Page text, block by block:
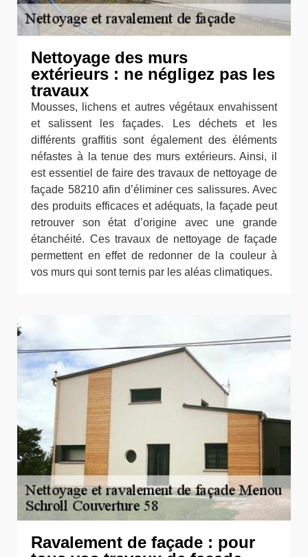
Nettoyage des murs
extérieurs : ne négligez pas les
travaux
Mousses, lichens et autres végétaux envahissent
et salissent les façades. Les déchets et les
différents graffitis sont également des éléments
néfastes à la tenue des murs extérieurs. Ainsi, il
est essentiel de faire des travaux de nettoyage de
façade 58210 afin d’éliminer ces salissures. Avec
des produits efficaces et adéquats, la façade peut
retrouver son état d’origine avec une grande
étanchéité. Ces travaux de nettoyage de façade
permettent en effet de redonner de la couleur à
vos murs qui sont ternis par les aléas climatiques.
Ravalement de façade : pour